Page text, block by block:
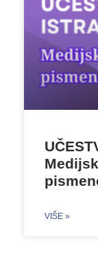
VIŠE »